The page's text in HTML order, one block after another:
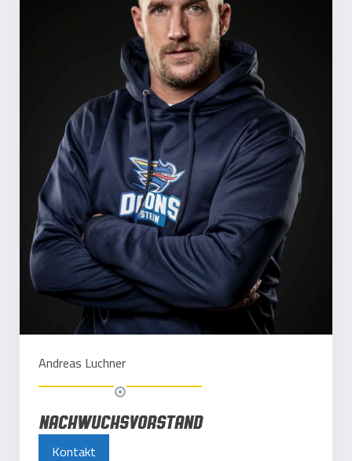
Andreas Luchner
Nachwuchsvorstand
Kontakt